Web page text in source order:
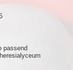
passend